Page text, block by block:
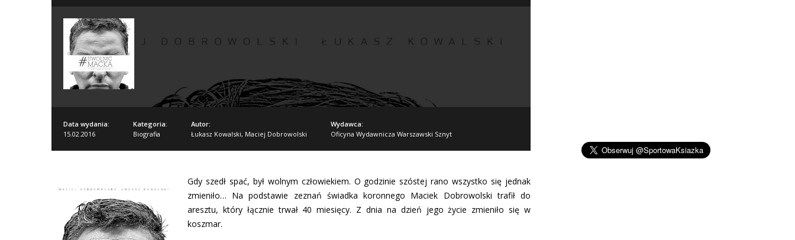
Data wydania:
15.02.2016
Kategoria:
Biografia
Autor:
Łukasz Kowalski, Maciej Dobrowolski
Wydawca:
Oficyna Wydawnicza Warszawski Sznyt
Gdy szedł spać, był wolnym człowiekiem. O godzinie szóstej rano wszystko się jednak
zmieniło… Na podstawie zeznań świadka koronnego Maciek Dobrowolski trafił do
aresztu, który łącznie trwał 40 miesięcy. Z dnia na dzień jego życie zmieniło się w
koszmar.